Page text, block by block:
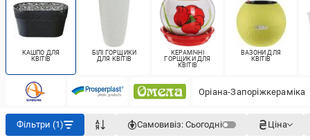
КАШПО ДЛЯ
КВІТІВ
БІЛІ ГОРЩИКИ
ДЛЯ КВІТІВ
КЕРАМІЧНІ
ГОРЩИКИ ДЛЯ
КВІТІВ
ВАЗОНИ ДЛЯ
КВІТІВ
Оріана-Запоріжкераміка
Фільтри (1) Самовивіз: Сьогодні Ціна